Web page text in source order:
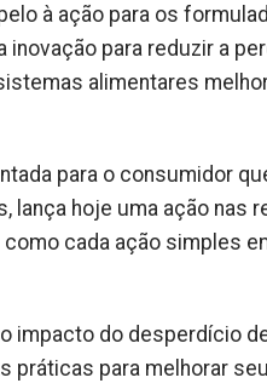
à ação para os
para reduzir a
alimentares
para o consumidor
lança hoje uma ação nas
cada ação simples
impacto do desperdício
práticas para melhorar